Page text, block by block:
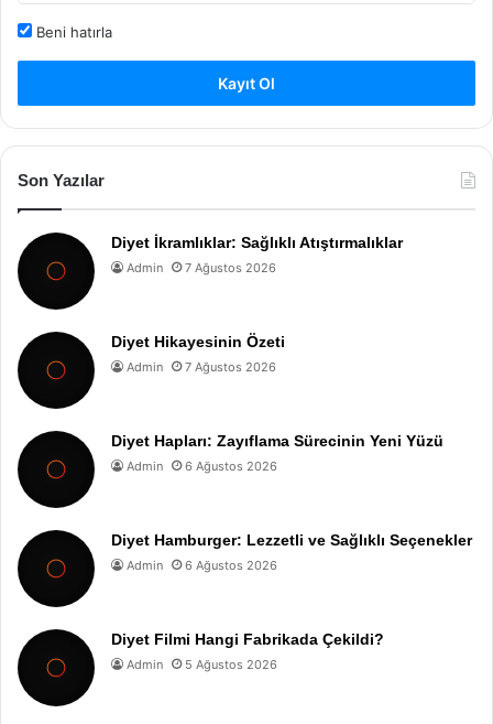
Beni hatırla
Kayıt Ol
Son Yazılar
Diyet İkramlıklar: Sağlıklı Atıştırmalıklar
Admin 7 Ağustos 2026
Diyet Hikayesinin Özeti
Admin 7 Ağustos 2026
Diyet Hapları: Zayıflama Sürecinin Yeni Yüzü
Admin 6 Ağustos 2026
Diyet Hamburger: Lezzetli ve Sağlıklı Seçenekler
Admin 6 Ağustos 2026
Diyet Filmi Hangi Fabrikada Çekildi?
Admin 5 Ağustos 2026